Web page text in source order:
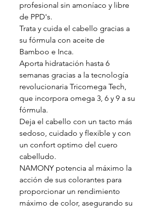
profesional sin amoníaco y libre
de PPD's.
Trata y cuida el cabello gracias a
su fórmula con aceite de
Bamboo e Inca.
Aporta hidratación hasta 6
semanas gracias a la tecnología
revolucionaria Tricomega Tech,
que incorpora omega 3, 6 y 9 a su
fórmula.
Deja el cabello con un tacto más
sedoso, cuidado y flexible y con
un confort optimo del cuero
cabelludo.
NAMONY potencia al máximo la
acción de sus colorantes para
proporcionar un rendimiento
máximo de color, asegurando su